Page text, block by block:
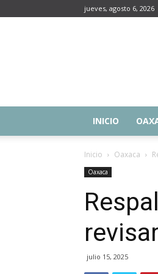
jueves, agosto 6, 2026
INICIO
Inicio Oaxaca
Oaxaca
julio 15, 2025